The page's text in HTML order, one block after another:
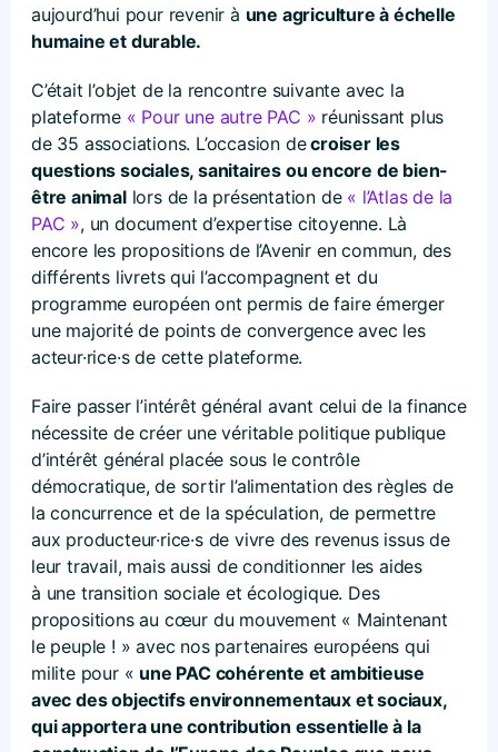
aujourd’hui pour revenir à une agriculture à échelle
humaine et durable.
C’était l’objet de la rencontre suivante avec la
plateforme « Pour une autre PAC » réunissant plus
de 35 associations. L’occasion decroiser les
questions sociales, sanitaires ou encore de bien-
être animallors de la présentation de « l’Atlas de la
PAC », un document d’expertise citoyenne. Là
encore les propositions de l’Avenir en commun, des
différents livrets qui l’accompagnent et du
programme européen ont permis de faire émerger
une majorité de points de convergence avec les
acteur·rice·s de cette plateforme.
Faire passer l’intérêt général avant celui de la finance
nécessite de créer une véritable politique publique
d’intérêt général placée sous le contrôle
démocratique, de sortir l’alimentation des règles de
la concurrence et de la spéculation, de permettre
aux producteur·rice·s de vivre des revenus issus de
leur travail, mais aussi de conditionner les aides
à une transition sociale et écologique. Des
propositions au cœur du mouvement « Maintenant
le peuple ! » avec nos partenaires européens qui
milite pour « une PAC cohérente et ambitieuse
avec des objectifs environnementaux et sociaux,
qui apportera une contribution essentielle à la